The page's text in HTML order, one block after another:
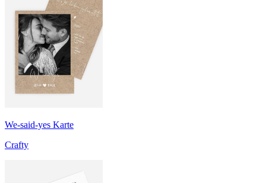
We-said-yes Karte
Crafty